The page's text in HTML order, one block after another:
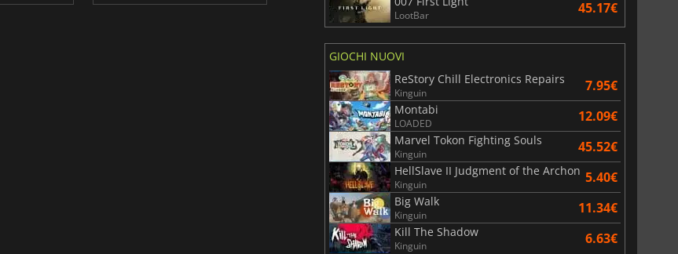
LootBar 45.17€
GIOCHI NUOVI
ReStory Chill Electronics Repairs
Kinguin 7.95€
Montabi
LOADED 12.09€
Marvel Tokon Fighting Souls
Kinguin 45.52€
HellSlave II Judgment of the Archon
Kinguin 5.40€
Big Walk
Kinguin 11.34€
Kill The Shadow
Kinguin 6.63€